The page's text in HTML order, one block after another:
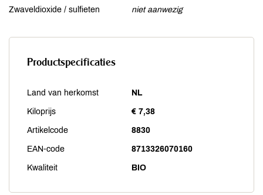
Zwaveldioxide / sulfieten
niet aanwezig
Productspecificaties
Land van herkomst NL
Kiloprijs € 7,38
Artikelcode 8830
EAN-code 8713326070160
Kwaliteit BIO